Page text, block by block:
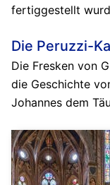
fertiggestellt
Die Peruzzi-
Die Fresken von
die Geschichte
Johannes dem